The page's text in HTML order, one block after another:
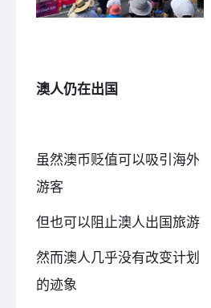
澳人仍在出国
虽然澳币贬值可以吸引海外
游客
但也可以阻止澳人出国旅游
然而澳人几乎没有改变计划
的迹象